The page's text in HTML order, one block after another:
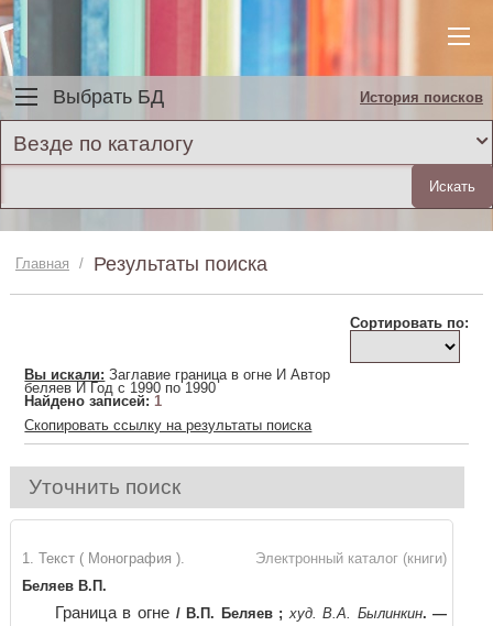
Выбрать БД История поисков
Везде по каталогу
Главная / Результаты поиска
Сортировать по:
Вы искали: Заглавие граница в огне И Автор
беляев И Год c 1990 по 1990
Найдено записей:1
Скопировать ссылку на результаты поиска
Уточнить поиск
Электронный каталог (книги)
1. Текст ( Монография ).
Беляев В.П.
Граница в огне / В.П. Беляев ; худ. В.А. Былинкин. —